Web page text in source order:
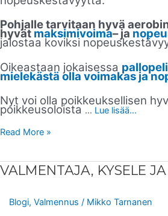
Pohjalle tarvitaan hyvä
hyvät maksimivoima– ja
jalostaa koviksi
Oikeastaan jokaisessa
mielekästä olla voimakas ja
Nyt voi olla poikkeuksellisen
poikkeusoloista … Lue lisää...
Read More »
VALMENTAJA, KYSELE
Blogi, Valmennus / Mikko Tarnanen
VALMENTAJA,
KYSELE